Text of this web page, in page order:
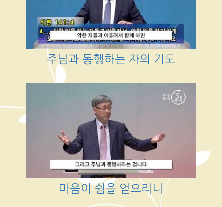
주님과 동행하는 자의 기도
마음이 쉼을 얻으리니